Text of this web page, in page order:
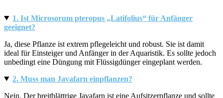
1. Ist Microsorum pteropus „Latifolius“ für Anfänger
geeignet?
Ja, diese Pflanze ist extrem pflegeleicht und robust. Sie ist damit
ideal für Einsteiger und Anfänger in der Aquaristik. Es sollte jedoch
unbedingt eine Düngung mit Flüssigdünger eingeplant werden.
2. Muss man Javafarn einpflanzen?
Nein. Der breitblättrige Javafarn ist eine Aufsitzerpflanze und sollte